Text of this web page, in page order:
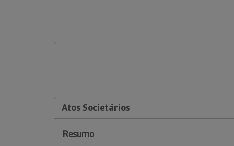
Atos Societários
Resumo